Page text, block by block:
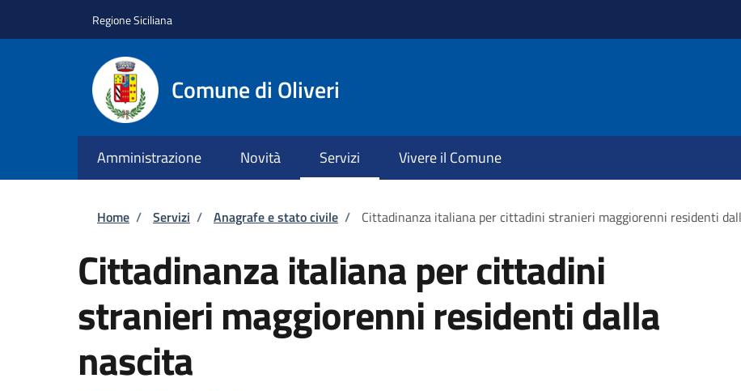
Regione Siciliana
Comune di Oliveri
Amministrazione Novità Servizi Vivere il Comune
Briciole di pane
Home / Servizi / Anagrafe e stato civile / Cittadinanza italiana per cittadini stranieri maggiorenni residenti
Cittadinanza italiana per cittadini
stranieri maggiorenni residenti dalla
nascita